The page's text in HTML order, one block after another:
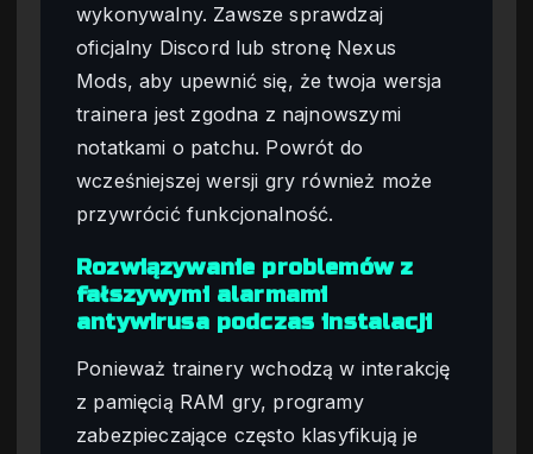
wykonywalny. Zawsze sprawdzaj
oficjalny Discord lub stronę Nexus
Mods, aby upewnić się, że twoja wersja
trainera jest zgodna z najnowszymi
notatkami o patchu. Powrót do
wcześniejszej wersji gry również może
przywrócić funkcjonalność.
Rozwiązywanie problemów z
fałszywymi alarmami
antywirusa podczas instalacji
Ponieważ trainery wchodzą w interakcję
z pamięcią RAM gry, programy
zabezpieczające często klasyfikują je